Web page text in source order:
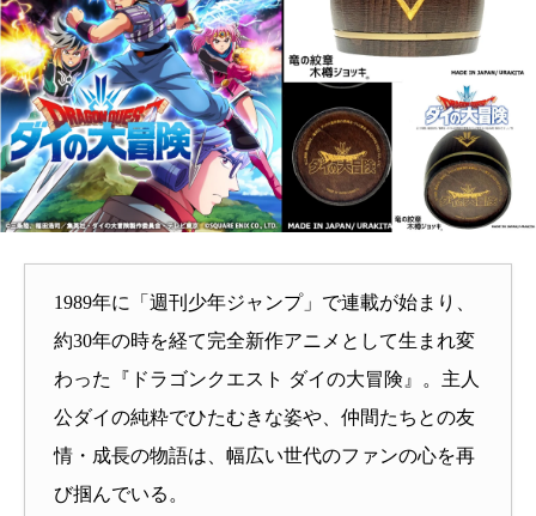
1989年に「週刊少年ジャンプ」で連載が始まり、
約30年の時を経て完全新作アニメとして生まれ変
わった『ドラゴンクエスト ダイの大冒険』。主人
公ダイの純粋でひたむきな姿や、仲間たちとの友
情・成長の物語は、幅広い世代のファンの心を再
び掴んでいる。